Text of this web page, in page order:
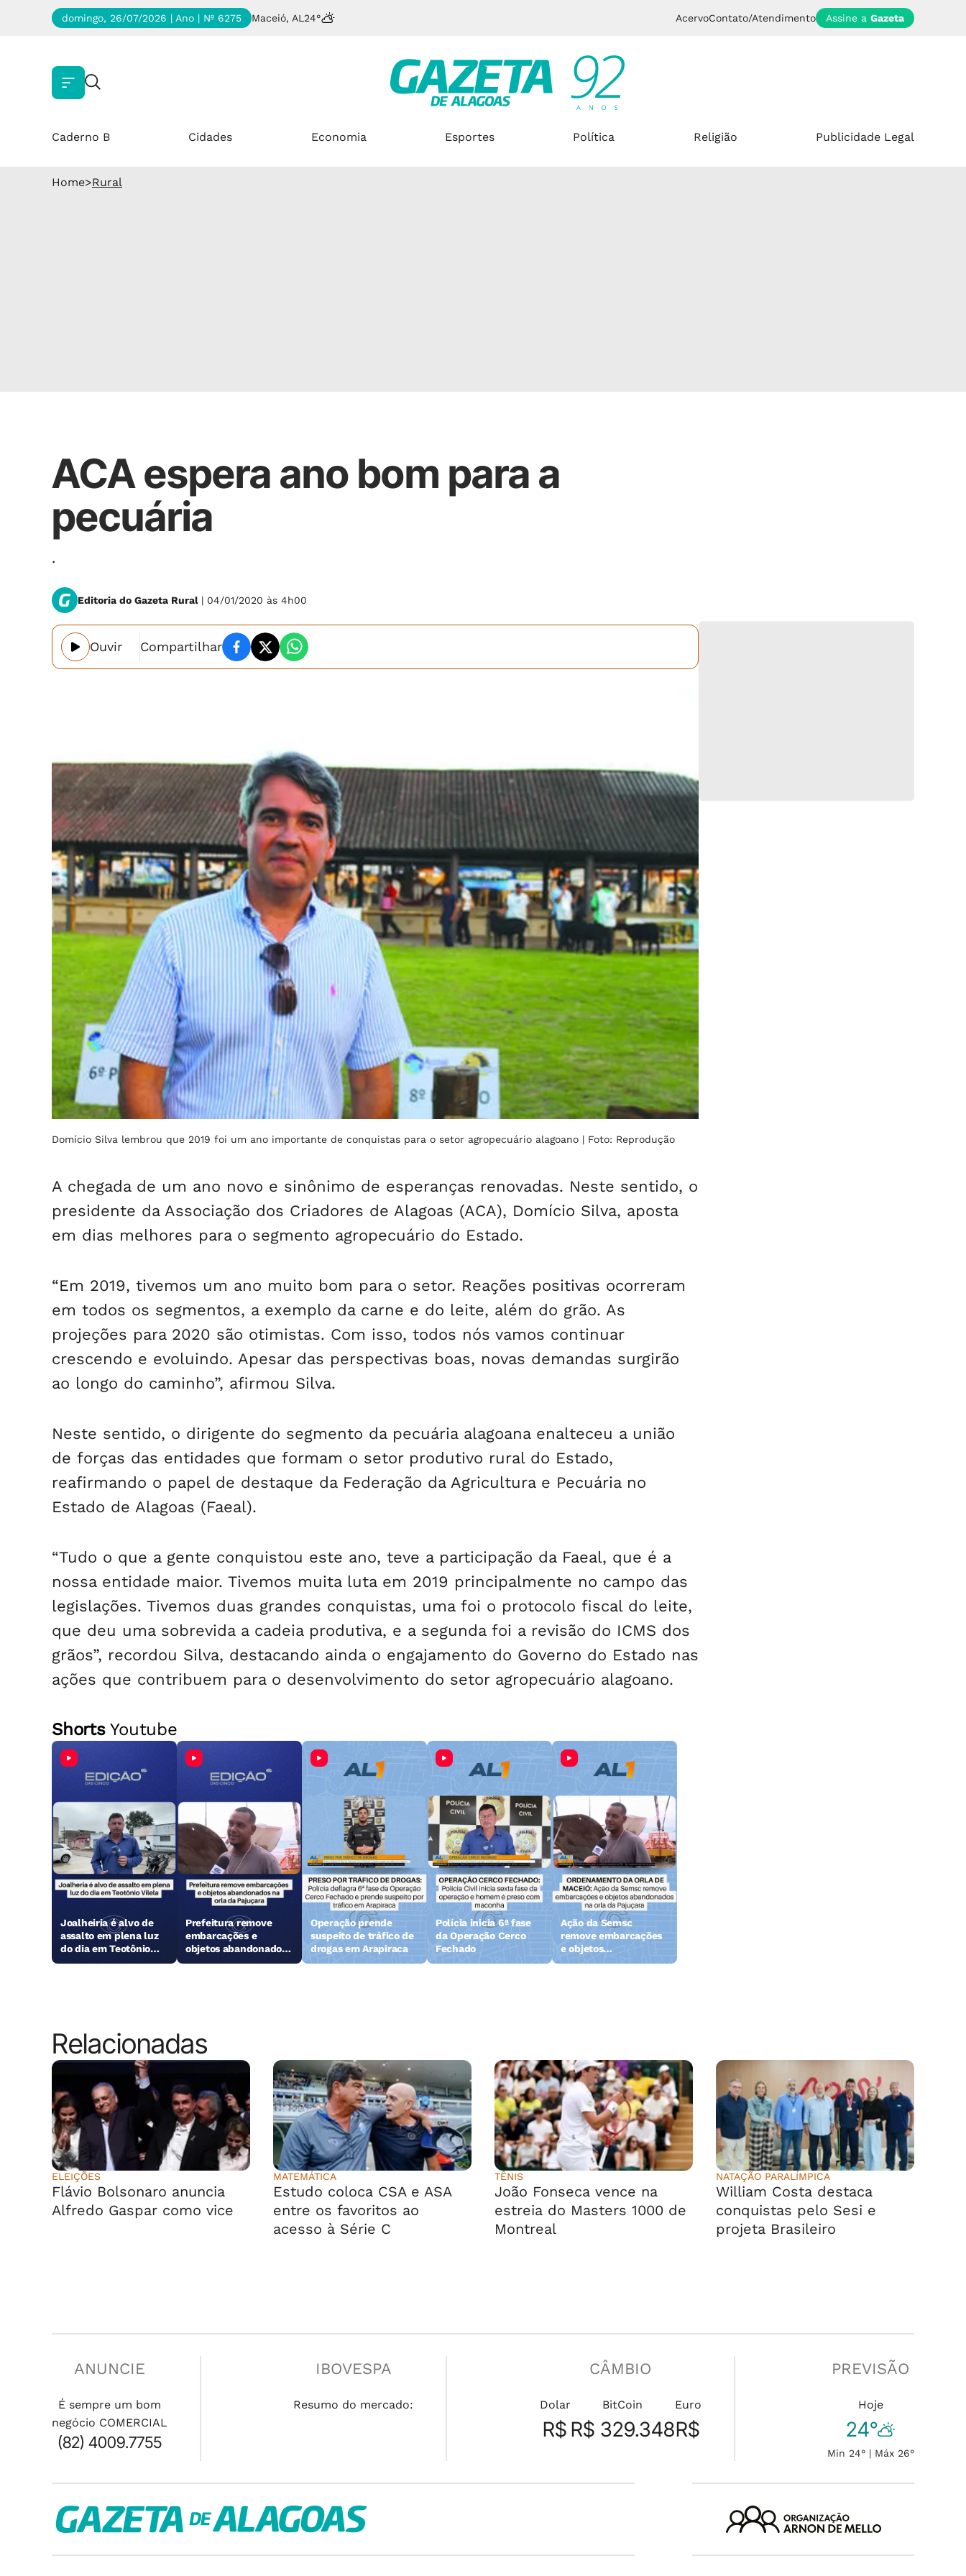
domingo, 26/07/2026 | Ano | Nº 6275 Maceió, AL 24° AcervoContato/Atendimento Assine a Gazeta
Caderno B Cidades Economia Esportes Política Religião Publicidade Legal
Home>Rural
ACA espera ano bom para a
pecuária
.
Editoria do Gazeta Rural | 04/01/2020 às 4h00
Ouvir Compartilhar
Domício Silva lembrou que 2019 foi um ano importante de conquistas para o setor agropecuário alagoano | Foto: Reprodução
A chegada de um ano novo e sinônimo de esperanças renovadas. Neste sentido, o
presidente da Associação dos Criadores de Alagoas (ACA), Domício Silva, aposta
em dias melhores para o segmento agropecuário do Estado.
“Em 2019, tivemos um ano muito bom para o setor. Reações positivas ocorreram
em todos os segmentos, a exemplo da carne e do leite, além do grão. As
projeções para 2020 são otimistas. Com isso, todos nós vamos continuar
crescendo e evoluindo. Apesar das perspectivas boas, novas demandas surgirão
ao longo do caminho”, afirmou Silva.
Neste sentido, o dirigente do segmento da pecuária alagoana enalteceu a união
de forças das entidades que formam o setor produtivo rural do Estado,
reafirmando o papel de destaque da Federação da Agricultura e Pecuária no
Estado de Alagoas (Faeal).
“Tudo o que a gente conquistou este ano, teve a participação da Faeal, que é a
nossa entidade maior. Tivemos muita luta em 2019 principalmente no campo das
legislações. Tivemos duas grandes conquistas, uma foi o protocolo fiscal do leite,
que deu uma sobrevida a cadeia produtiva, e a segunda foi a revisão do ICMS dos
grãos”, recordou Silva, destacando ainda o engajamento do Governo do Estado nas
ações que contribuem para o desenvolvimento do setor agropecuário alagoano.
ShortsYoutube
Joalheiria é alvo de
assalto em plena luz
do dia em Teotônio
Vilela
Prefeitura remove
embarcações e
objetos abandonados
na orla da Pajuçara
Operação prende
suspeito de tráfico de
drogas em Arapiraca
Polícia inicia 6ª fase
da Operação Cerco
Fechado
Ação da Semsc
remove embarcações
e objetos
abandonados na orla
Relacionadas
ELEIÇÕES
Flávio Bolsonaro anuncia
Alfredo Gaspar como vice
MATEMÁTICA
Estudo coloca CSA e ASA
entre os favoritos ao
acesso à Série C
TÊNIS
João Fonseca vence na
estreia do Masters 1000 de
Montreal
NATAÇÃO PARALÍMPICA
William Costa destaca
conquistas pelo Sesi e
projeta Brasileiro
ANUNCIE
É sempre um bom
negócio COMERCIAL
(82) 4009.7755
IBOVESPA
Resumo do mercado:
CÂMBIO
Dolar
R$
BitCoin
R$ 329.348
Euro
R$
PREVISÃO
Hoje
24°
Min 24° | Máx 26°